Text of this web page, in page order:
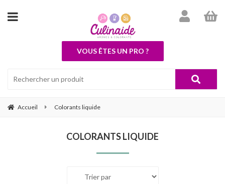
VOUS ÊTES UN PRO ?
Accueil Colorants liquide
COLORANTS LIQUIDE